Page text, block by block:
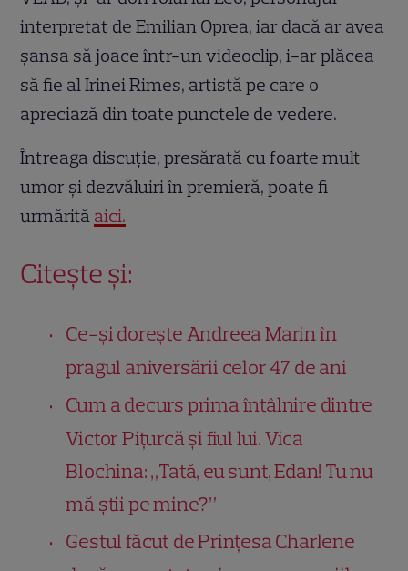
interpretat de Emilian Oprea, iar dacă ar avea
șansa să joace într-un videoclip, i-ar plăcea
să fie al Irinei Rimes, artistă pe care o
apreciază din toate punctele de vedere.
Întreaga discuție, presărată cu foarte mult
umor și dezvăluiri în premieră, poate fi
urmărită aici.
Citește și:
Ce-și dorește Andreea Marin în
pragul aniversării celor 47 de ani
Cum a decurs prima întâlnire dintre
Victor Pițurcă și fiul lui. Vica
Blochina: „Tată, eu sunt, Edan! Tu nu
mă știi pe mine?”
Gestul făcut de Prințesa Charlene